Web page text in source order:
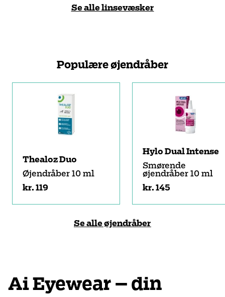
Se alle linsevæsker
Populære øjendråber
Thealoz Duo
Øjendråber 10 ml
kr. 119
Hylo Dual Intense
Smørende
øjendråber 10 ml
kr. 145
Se alle øjendråber
Ai Eyewear – din